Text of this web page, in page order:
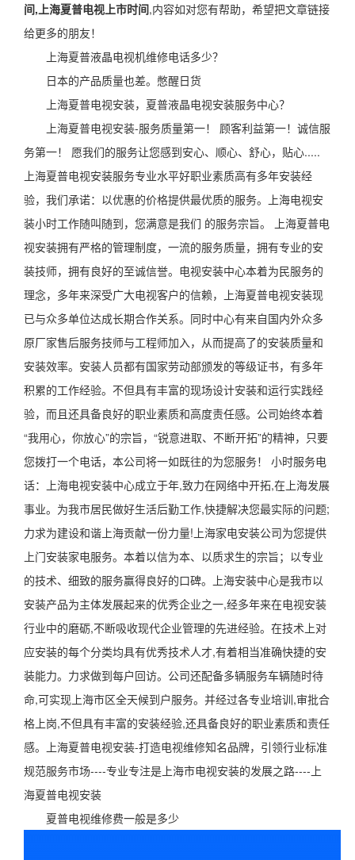
间,上海夏普电视上市时间,内容如对您有帮助，希望把文章链接
给更多的朋友！
上海夏普液晶电视机维修电话多少？
日本的产品质量也差。憋醒日货
上海夏普电视安装，夏普液晶电视安装服务中心？
上海夏普电视安装-服务质量第一！ 顾客利益第一！诚信服
务第一！ 愿我们的服务让您感到安心、顺心、舒心，贴心.....
上海夏普电视安装服务专业水平好职业素质高有多年安装经
验，我们承诺：以优惠的价格提供最优质的服务。上海电视安
装小时工作随叫随到，您满意是我们 的服务宗旨。 上海夏普电
视安装拥有严格的管理制度，一流的服务质量，拥有专业的安
装技师，拥有良好的至诚信誉。电视安装中心本着为民服务的
理念，多年来深受广大电视客户的信赖，上海夏普电视安装现
已与众多单位达成长期合作关系。同时中心有来自国内外众多
原厂家售后服务技师与工程师加入，从而提高了的安装质量和
安装效率。安装人员都有国家劳动部颁发的等级证书，有多年
积累的工作经验。不但具有丰富的现场设计安装和运行实践经
验，而且还具备良好的职业素质和高度责任感。公司始终本着
“我用心，你放心”的宗旨，“锐意进取、不断开拓”的精神，只要
您拨打一个电话，本公司将一如既往的为您服务！ 小时服务电
话：上海电视安装中心成立于年,致力在网络中开拓,在上海发展
事业。为我市居民做好生活后勤工作,快捷解决您最实际的问题;
力求为建设和谐上海贡献一份力量!上海家电安装公司为您提供
上门安装家电服务。本着以信为本、以质求生的宗旨；以专业
的技术、细致的服务赢得良好的口碑。上海安装中心是我市以
安装产品为主体发展起来的优秀企业之一,经多年来在电视安装
行业中的磨砺,不断吸收现代企业管理的先进经验。在技术上对
应安装的每个分类均具有优秀技术人才,有着相当准确快捷的安
装能力。力求做到每户回访。公司还配备多辆服务车辆随时待
命,可实现上海市区全天候到户服务。并经过各专业培训,审批合
格上岗,不但具有丰富的安装经验,还具备良好的职业素质和责任
感。上海夏普电视安装-打造电视维修知名品牌，引领行业标准
规范服务市场----专业专注是上海市电视安装的发展之路----上
海夏普电视安装
夏普电视维修费一般是多少